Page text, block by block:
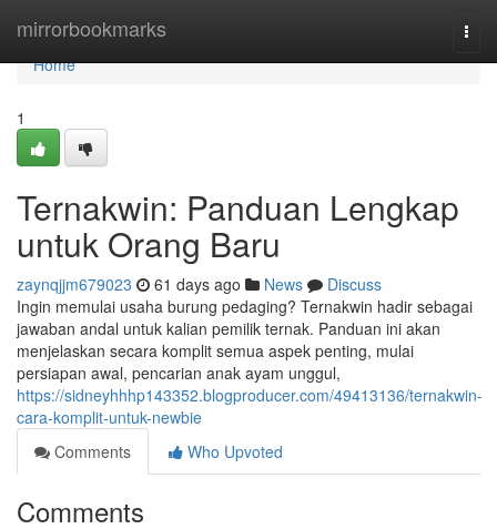
mirrorbookmarks
Home
Home
1
Ternakwin: Panduan Lengkap
untuk Orang Baru
zaynqjjm679023 61 days ago News
Discuss
Ingin memulai usaha burung pedaging? Ternakwin hadir sebagai
jawaban andal untuk kalian pemilik ternak. Panduan ini akan
menjelaskan secara komplit semua aspek penting, mulai
persiapan awal, pencarian anak ayam unggul,
https://sidneyhhhp143352.blogproducer.com/49413136/ternakwin-
cara-komplit-untuk-newbie
Comments
Who Upvoted
Comments